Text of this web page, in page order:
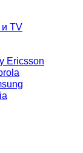
TV
Ericsson